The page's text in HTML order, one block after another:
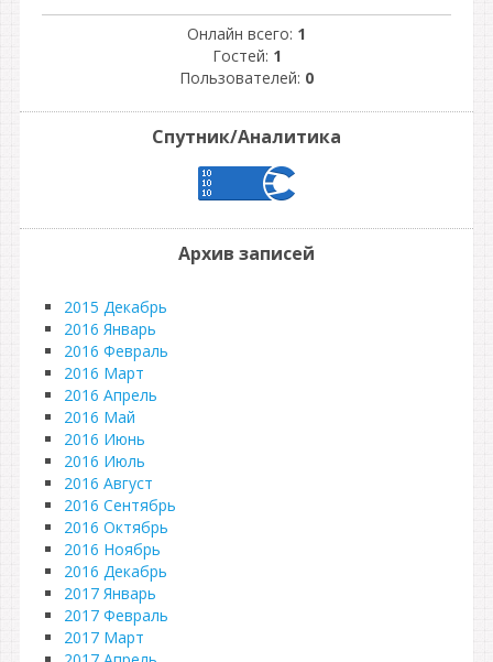
Онлайн всего: 1
Гостей: 1
Пользователей: 0
Спутник/Аналитика
Архив записей
2015 Декабрь
2016 Январь
2016 Февраль
2016 Март
2016 Апрель
2016 Май
2016 Июнь
2016 Июль
2016 Август
2016 Сентябрь
2016 Октябрь
2016 Ноябрь
2016 Декабрь
2017 Январь
2017 Февраль
2017 Март